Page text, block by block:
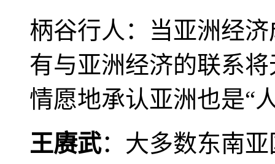
柄谷行人：当亚洲经
有与亚洲经济的联系
情愿地承认亚洲也是“
王赓武：大多数东南